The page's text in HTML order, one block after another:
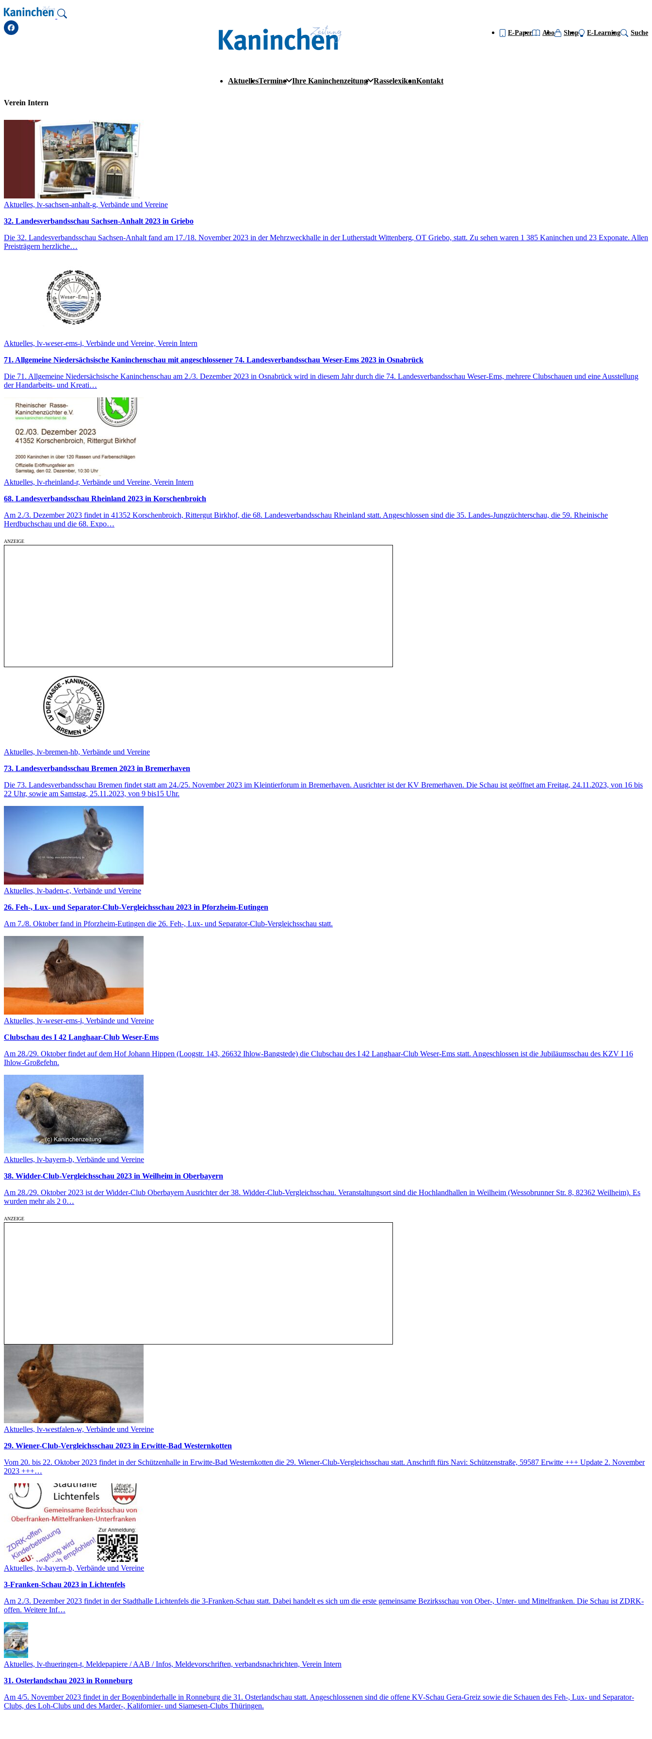
Zum
Inhalt
springen
AktuellesTermine Ihre Kaninchenzeitung RasselexikonKontakt
E-Paper Abo Shop E-Learning Suche
Verein Intern
Aktuelles, lv-sachsen-anhalt-g, Verbände und Vereine
32. Landesverbandsschau Sachsen-Anhalt 2023 in Griebo
Die 32. Landesverbandsschau Sachsen-Anhalt fand am 17./18. November 2023 in der Mehrzweckhalle in der Lutherstadt Wittenberg, OT Griebo, statt. Zu sehen waren 1 385 Kaninchen und 23 Exponate. Allen
Preisträgern herzliche…
Aktuelles, lv-weser-ems-i, Verbände und Vereine, Verein Intern
71. Allgemeine Niedersächsische Kaninchenschau mit angeschlossener 74. Landesverbandsschau Weser-Ems 2023 in Osnabrück
Die 71. Allgemeine Niedersächsische Kaninchenschau am 2./3. Dezember 2023 in Osnabrück wird in diesem Jahr durch die 74. Landesverbandsschau Weser-Ems, mehrere Clubschauen und eine Ausstellung
der Handarbeits- und Kreati…
Aktuelles, lv-rheinland-r, Verbände und Vereine, Verein Intern
68. Landesverbandsschau Rheinland 2023 in Korschenbroich
Am 2./3. Dezember 2023 findet in 41352 Korschenbroich, Rittergut Birkhof, die 68. Landesverbandsschau Rheinland statt. Angeschlossen sind die 35. Landes-Jungzüchterschau, die 59. Rheinische
Herdbuchschau und die 68. Expo…
Aktuelles, lv-bremen-hb, Verbände und Vereine
73. Landesverbandsschau Bremen 2023 in Bremerhaven
Die 73. Landesverbandsschau Bremen findet statt am 24./25. November 2023 im Kleintierforum in Bremerhaven. Ausrichter ist der KV Bremerhaven. Die Schau ist geöffnet am Freitag, 24.11.2023, von 16 bis
22 Uhr, sowie am Samstag, 25.11.2023, von 9 bis15 Uhr.
Aktuelles, lv-baden-c, Verbände und Vereine
26. Feh-, Lux- und Separator-Club-Vergleichsschau 2023 in Pforzheim-Eutingen
Am 7./8. Oktober fand in Pforzheim-Eutingen die 26. Feh-, Lux- und Separator-Club-Vergleichsschau statt.
Aktuelles, lv-weser-ems-i, Verbände und Vereine
Clubschau des I 42 Langhaar-Club Weser-Ems
Am 28./29. Oktober findet auf dem Hof Johann Hippen (Loogstr. 143, 26632 Ihlow-Bangstede) die Clubschau des I 42 Langhaar-Club Weser-Ems statt. Angeschlossen ist die Jubiläumsschau des KZV I 16
Ihlow-Großefehn.
Aktuelles, lv-bayern-b, Verbände und Vereine
38. Widder-Club-Vergleichsschau 2023 in Weilheim in Oberbayern
Am 28./29. Oktober 2023 ist der Widder-Club Oberbayern Ausrichter der 38. Widder-Club-Vergleichsschau. Veranstaltungsort sind die Hochlandhallen in Weilheim (Wessobrunner Str. 8, 82362 Weilheim). Es
wurden mehr als 2 0…
Aktuelles, lv-westfalen-w, Verbände und Vereine
29. Wiener-Club-Vergleichsschau 2023 in Erwitte-Bad Westernkotten
Vom 20. bis 22. Oktober 2023 findet in der Schützenhalle in Erwitte-Bad Westernkotten die 29. Wiener-Club-Vergleichsschau statt. Anschrift fürs Navi: Schützenstraße, 59587 Erwitte +++ Update 2. November
2023 +++…
Aktuelles, lv-bayern-b, Verbände und Vereine
3-Franken-Schau 2023 in Lichtenfels
Am 2./3. Dezember 2023 findet in der Stadthalle Lichtenfels die 3-Franken-Schau statt. Dabei handelt es sich um die erste gemeinsame Bezirksschau von Ober-, Unter- und Mittelfranken. Die Schau ist ZDRK-
offen. Weitere Inf…
Aktuelles, lv-thueringen-t, Meldepapiere / AAB / Infos, Meldevorschriften, verbandsnachrichten, Verein Intern
31. Osterlandschau 2023 in Ronneburg
Am 4/5. November 2023 findet in der Bogenbinderhalle in Ronneburg die 31. Osterlandschau statt. Angeschlossenen sind die offene KV-Schau Gera-Greiz sowie die Schauen des Feh-, Lux- und Separator-
Clubs, des Loh-Clubs und des Marder-, Kalifornier- und Siamesen-Clubs Thüringen.